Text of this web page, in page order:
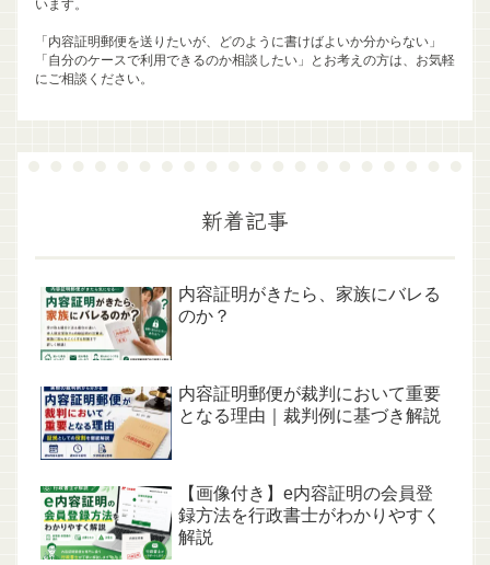
います。
「内容証明郵便を送りたいが、どのように書けばよいか分からない」
「自分のケースで利用できるのか相談したい」とお考えの方は、お気軽
にご相談ください。
新着記事
内容証明がきたら、家族にバレる
のか？
内容証明郵便が裁判において重要
となる理由｜裁判例に基づき解説
【画像付き】e内容証明の会員登
録方法を行政書士がわかりやすく
解説